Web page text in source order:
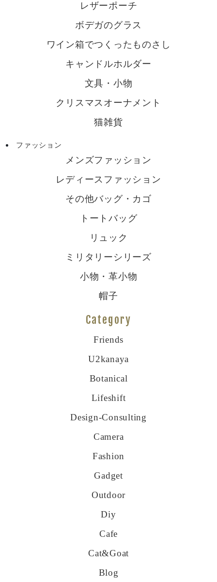
レザーポーチ
ボデガのグラス
ワイン箱でつくったものさし
キャンドルホルダー
文具・小物
クリスマスオーナメント
猫雑貨
ファッション
メンズファッション
レディースファッション
その他バッグ・カゴ
トートバッグ
リュック
ミリタリーシリーズ
小物・革小物
帽子
Category
Friends
U2kanaya
Botanical
Lifeshift
Design-Consulting
Camera
Fashion
Gadget
Outdoor
Diy
Cafe
Cat&goat
Blog